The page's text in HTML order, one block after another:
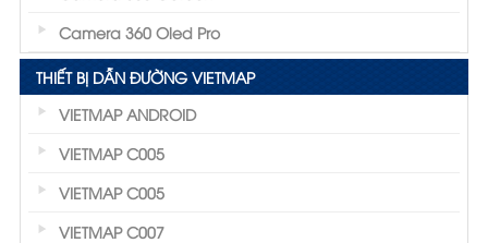
Camera 360 Oled Pro
THIẾT BỊ DẪN ĐƯỜNG VIETMAP
VIETMAP ANDROID
VIETMAP C005
VIETMAP C005
VIETMAP C007